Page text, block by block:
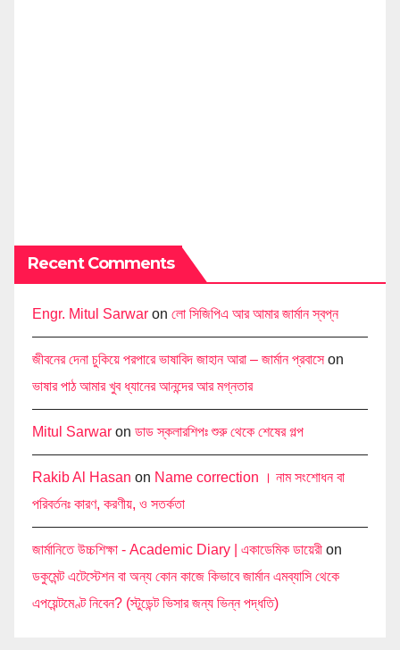
Recent Comments
Engr. Mitul Sarwar on লো সিজিপিএ আর আমার জার্মান স্বপ্ন
জীবনের দেনা চুকিয়ে পরপারে ভাষাবিদ জাহান আরা – জার্মান প্রবাসেon
ভাষার পাঠ আমার খুব ধ্যানের আনন্দের আর মগ্নতার
Mitul Sarwar on ডাড স্কলারশিপঃ শুরু থেকে শেষের গল্প
Rakib Al Hasan on Name correction । নাম সংশোধন বা
পরিবর্তনঃ কারণ, করণীয়, ও সতর্কতা
জার্মানিতে উচ্চশিক্ষা - Academic Diary | একাডেমিক ডায়েরী on
ডকুমেন্ট এটেস্টেশন বা অন্য কোন কাজে কিভাবে জার্মান এমব্যাসি থেকে
এপয়েন্টমেণ্ট নিবেন? (স্টুডেন্ট ভিসার জন্য ভিন্ন পদ্ধতি)